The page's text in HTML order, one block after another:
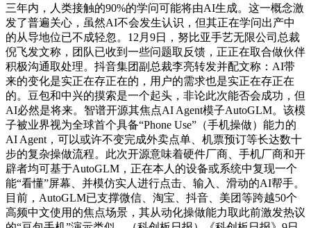
三年内，人类接触的90%的学问可能将由AI生成。这一概念激
发了普遍关心，虽然AI不会发生认识，但其正在学问出产中
的从导地位已不成轻忽。12月9日，努比亚手艺无限公司总裁
倪飞发文称，团队已收到一些问题取反馈，正正在取合做伙伴
积极沟通取处理。抖音集团副总裁李亮转发并配文称：AI带
来的变化是实正在存正在的，用户的需求也是实正在存正在
的。豆包和中兴的摸索是一个起头，非论此次能否会成功，但
AI必然是将来。智谱开源其焦点AI Agent模子AutoGLM。该模
子被业界视为全球首个具备“Phone Use”（手机操做）能力的
AI Agent，可以或许不变完成外卖点单、机票预订等长达数十
步的复杂操做流程。此次开源意味着硬件厂商、手机厂商和开
辟者均可基于AutoGLM，正在本人的设备或系统中复现一个
能“看懂”屏幕、并模仿实人进行点击、输入、滑动的AI帮手。
目前，AutoGLM已支撑微信、淘宝、抖音、美团等跨越50个
高频中文使用的焦点场景，其从动化操做能力取此前激发热议